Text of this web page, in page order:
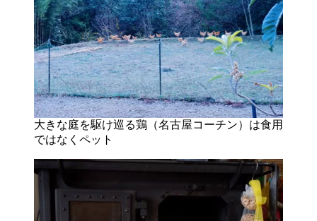
大きな庭を駆け巡る鶏（名古屋コーチン）は食用
ではなくペット